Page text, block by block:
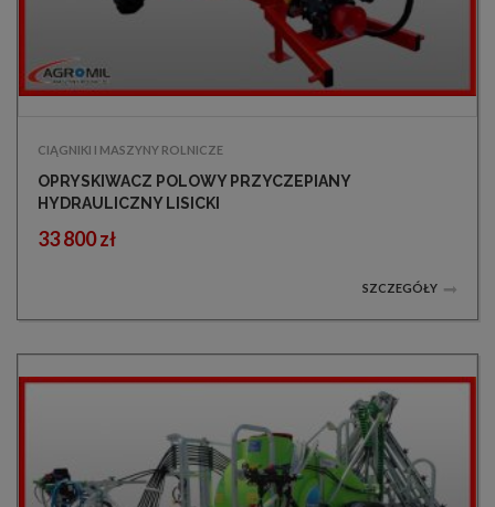
CIĄGNIKI I MASZYNY ROLNICZE
OPRYSKIWACZ POLOWY PRZYCZEPIANY
HYDRAULICZNY LISICKI
33 800 zł
SZCZEGÓŁY